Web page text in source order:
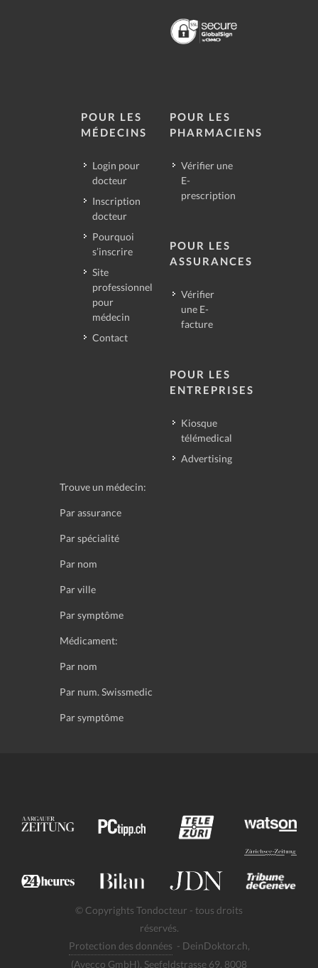
POUR LES
MÉDECINS
Login pour
docteur
Inscription
docteur
Pourquoi
s’inscrire
Site
professionnel
pour
médecin
Contact
POUR LES
PHARMACIENS
Vérifier une
E-
prescription
POUR LES
ASSURANCES
Vérifier
une E-
facture
POUR LES
ENTREPRISES
Kiosque
télémedical
Advertising
Trouve un médecin:
Par assurance
Par spécialité
Par nom
Par ville
Par symptôme
Médicament:
Par nom
Par num. Swissmedic
Par symptôme
© Copyrights Tondocteur - tous droits
réservés.
Protection des données - DeinDoktor.ch,
(Avecco GmbH), Seefeldstrasse 69, 8008